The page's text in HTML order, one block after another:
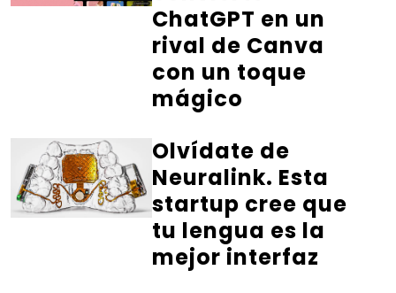
ChatGPT en un
rival de Canva
con un toque
mágico
Olvídate de
Neuralink. Esta
startup cree que
tu lengua es la
mejor interfaz